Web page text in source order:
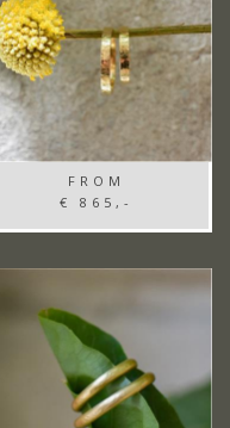
FROM
€ 865,-